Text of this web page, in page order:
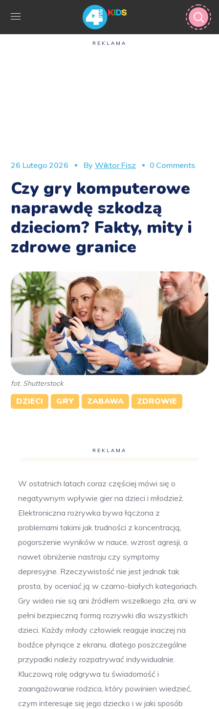
REKLAMA
26 Lutego 2026 By Wiktor Fisz 0 Comments
Czy gry komputerowe
naprawdę szkodzą
dzieciom? Fakty, mity i
zdrowe granice
fot. Shutterstock
DZIECI GRY ZABAWA ZDROWIE
REKLAMA
W ostatnich latach coraz częściej mówi się o
negatywnym wpływie gier na dzieci i młodzież.
Elektroniczna rozrywka bywa łączona z
problemami takimi jak trudności z koncentracją,
pogorszenie wyników w nauce, wzrost agresji, a
nawet obniżenie nastroju czy symptomy
depresyjne. Rzeczywistość nie jest jednak tak
prosta, by oceniać ją w czarno-białych kategoriach.
Gry wideo nie są ani źródłem wszelkiego zła, ani w
pełni bezpieczną formą rozrywki dla wszystkich
dzieci. Każdy młody człowiek reaguje inaczej na
bodźce płynące z ekranu, dlatego poszczególne
przypadki należy rozpatrywać indywidualnie.
Kluczową rolę odgrywa tu świadomość i
zaangażowanie rodzica, który powinien wiedzieć,
czym interesuje się jego dziecko i w jaki sposób